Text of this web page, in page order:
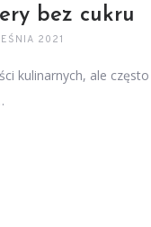
bez cukru
2021
kulinarnych, ale często